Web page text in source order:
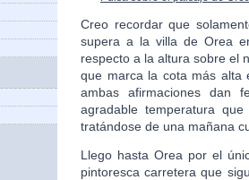
Creo recordar que
supera a la villa de Orea
respecto a la altura sobre el
que marca la cota más alta
ambas afirmaciones dan
agradable temperatura
tratándose de una mañana
Llego hasta Orea por el
pintoresca carretera que